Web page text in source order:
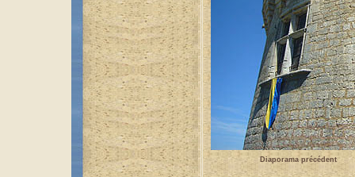
Diaporama précédent